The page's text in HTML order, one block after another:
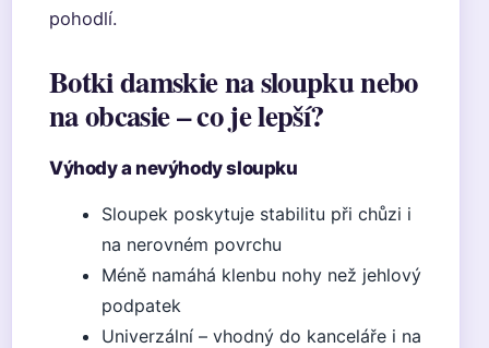
pohodlí.
Botki damskie na sloupku nebo
na obcasie – co je lepší?
Výhody a nevýhody sloupku
Sloupek poskytuje stabilitu při chůzi i
na nerovném povrchu
Méně namáhá klenbu nohy než jehlový
podpatek
Univerzální – vhodný do kanceláře i na